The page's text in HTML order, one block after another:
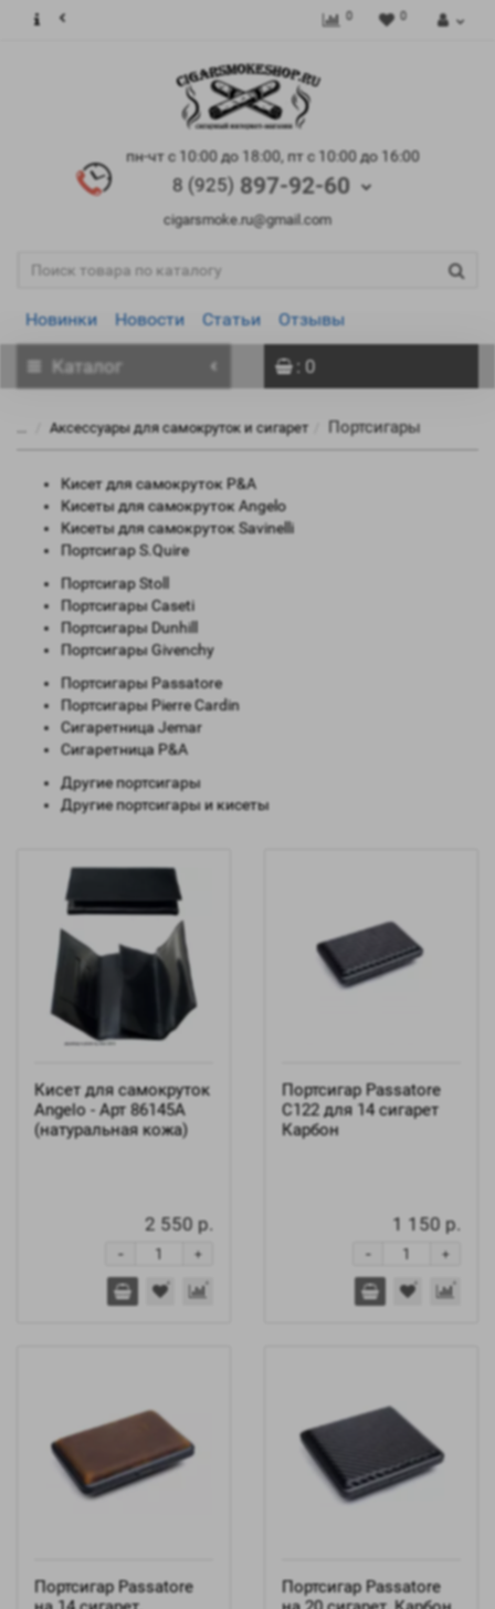
0 0
пн-чт с 10:00 до 18:00, пт с 10:00 до 16:00
8 (925) 897-92-60
cigarsmoke.ru@gmail.com
Новинки Новости Статьи Отзывы
Каталог : 0
Аксессуары для самокруток и сигарет Портсигары
Кисет для самокруток P&A
Кисеты для самокруток Angelo
Кисеты для самокруток Savinelli
Портсигар S.Quire
Портсигар Stoll
Портсигары Caseti
Портсигары Dunhill
Портсигары Givenchy
Портсигары Passatore
Портсигары Pierre Cardin
Сигаретница Jemar
Сигаретница P&A
Другие портсигары
Другие портсигары и кисеты
Кисет для самокруток
Angelo - Арт 86145A
(натуральная кожа)
2 550 р.
+
-
Портсигар Passatore
C122 для 14 сигарет
Карбон
1 150 р.
+
-
Портсигар Passatore
Портсигар Passatore